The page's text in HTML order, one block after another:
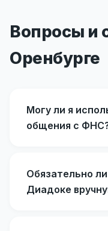
Вопросы и
Оренбурге
Могу ли я
общения с
Обязательно
Диадоке